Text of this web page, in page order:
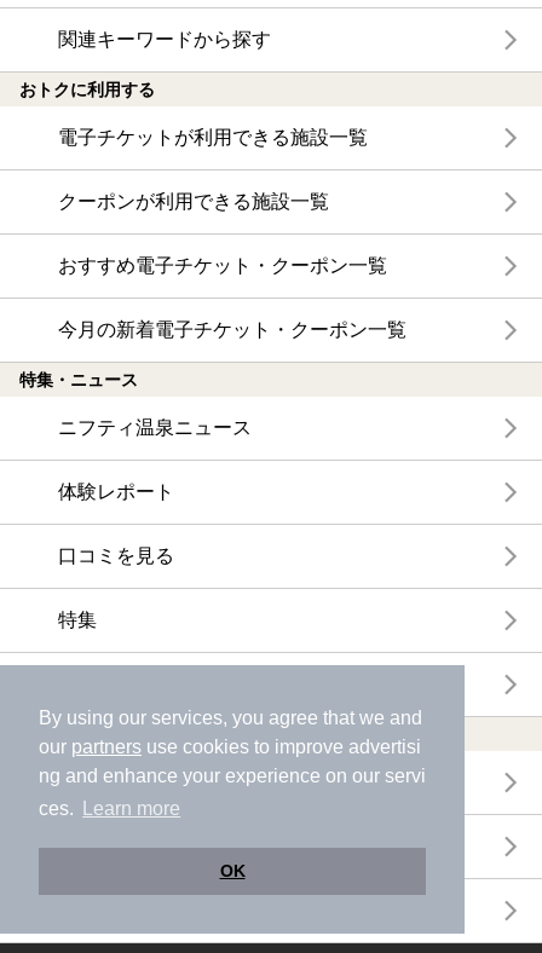
By using our services, you agree that we and
our partners use cookies to improve advertisi
ng and enhance your experience on our servi
ces.
Learn more
OK
関連キーワードから探す
おトクに利用する
電子チケットが利用できる施設一覧
クーポンが利用できる施設一覧
おすすめ電子チケット・クーポン一覧
今月の新着電子チケット・クーポン一覧
特集・ニュース
ニフティ温泉ニュース
体験レポート
口コミを見る
特集
温浴施設ランキング
年間温泉ランキング
月間温泉ランキング